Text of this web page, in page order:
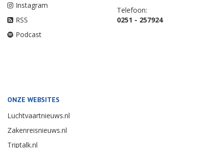
Instagram
RSS
Podcast
Telefoon:
0251 - 257924
ONZE WEBSITES
Luchtvaartnieuws.nl
Zakenreisnieuws.nl
Triptalk.nl